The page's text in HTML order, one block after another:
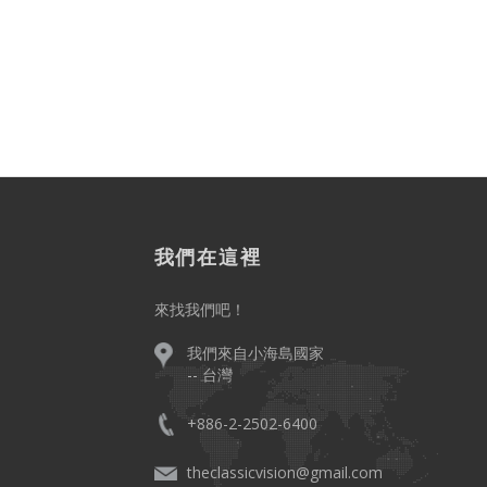
我們在這裡
來找我們吧！
我們來自小海島國家
-- 台灣
+886-2-2502-6400
theclassicvision@gmail.com